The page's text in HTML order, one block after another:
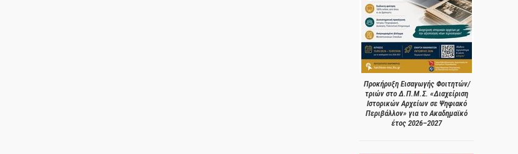
Προκήρυξη Εισαγωγής Φοιτητών/
τριών στο Δ.Π.Μ.Σ. «Διαχείριση
Ιστορικών Αρχείων σε Ψηφιακό
Περιβάλλον» για το Ακαδημαϊκό
έτος 2026–2027